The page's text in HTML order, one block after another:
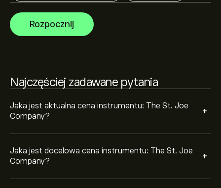
Rozpocznij
Najczęściej zadawane pytania
Jaka jest aktualna cena instrumentu: The St. Joe
Company?
+
Jaka jest docelowa cena instrumentu: The St. Joe
Company?
+
Joe Company w oparciu o trendy rynkowe, raporty
finansowe i przewidywany wzrost. Sprawdź najnowsze
prognozy dotyczące przyszłych ruchów cen.